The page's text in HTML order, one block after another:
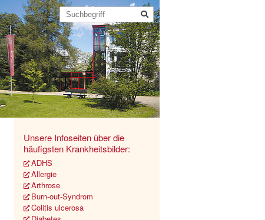
Unsere Infoseiten über die
häufigsten Krankheitsbilder:
ADHS
Allergie
Arthrose
Burn-out-Syndrom
Colitis ulcerosa